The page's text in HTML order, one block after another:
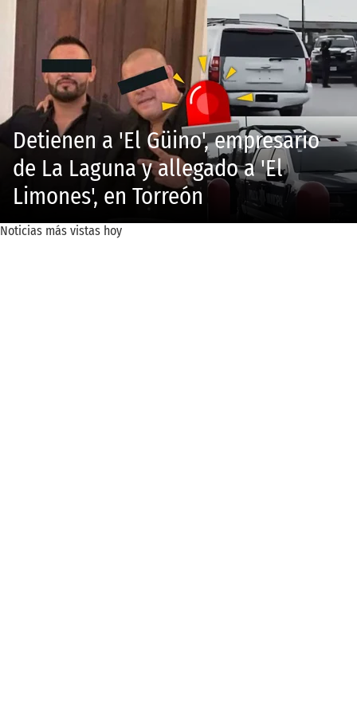
Detienen a 'El Güino', empresario
de La Laguna y allegado a 'El
Limones', en Torreón
Noticias más vistas hoy